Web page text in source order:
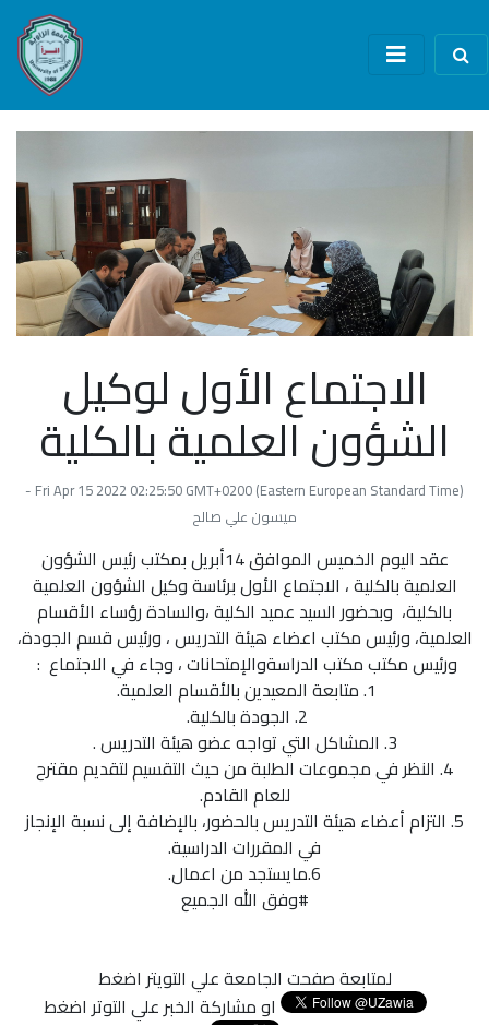
الاجتماع الأول لوكيل
الشؤون العلمية بالكلية
Fri Apr 15 2022 02:25:50 GMT+0200 (Eastern European Standard Time) -
ميسون علي صالح
عقد اليوم الخميس الموافق 14أبريل بمكتب رئيس الشؤون
العلمية بالكلية ، الاجتماع الأول برئاسة وكيل الشؤون العلمية
بالكلية، وبحضور السيد عميد الكلية ،والسادة رؤساء الأقسام
العلمية، ورئيس مكتب اعضاء هيئة التدريس ، ورئيس قسم الجودة،
ورئيس مكتب مكتب الدراسةوالإمتحانات ، وجاء في الاجتماع :
1. متابعة المعيدين بالأقسام العلمية.
2. الجودة بالكلية.
3. المشاكل التي تواجه عضو هيئة التدريس .
4. النظر في مجموعات الطلبة من حيث التقسيم لتقديم مقترح
للعام القادم.
5. التزام أعضاء هيئة التدريس بالحضور، بالإضافة إلى نسبة الإنجاز
في المقررات الدراسية.
6.مايستجد من اعمال.
#وفق الله الجميع
لمتابعة صفحت الجامعة علي التويتر اضغط
او مشاركة الخبر علي التوتر اضغط